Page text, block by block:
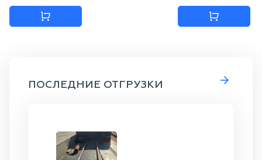
ПОСЛЕДНИЕ ОТГРУЗКИ